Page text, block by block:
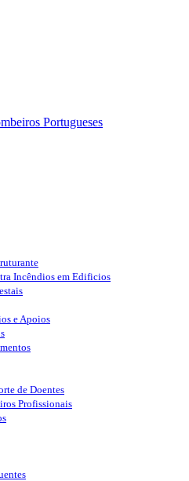
Incêndios em Edificios
e Apoios
de Doentes
Profissionais